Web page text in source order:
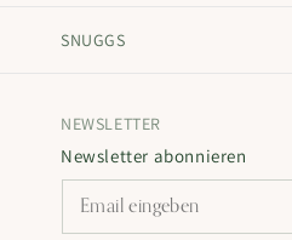
SNUGGS
NEWSLETTER
Newsletter abonnieren